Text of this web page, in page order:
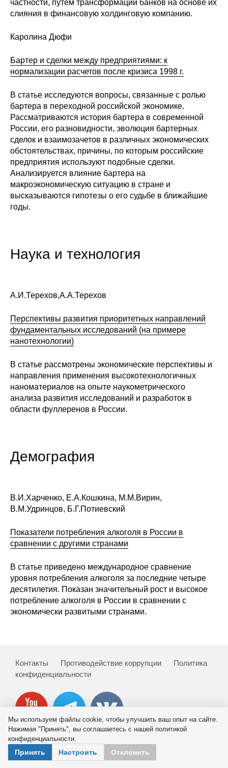
частности, путем трансформации банков на основе их
слияния в финансовую холдинговую компанию.
Каролина Дюфи
Бартер и сделки между предприятиями: к
нормализации расчетов после кризиса 1998 г.
В статье исследуются вопросы, связанные с ролью
бартера в переходной российской экономике.
Рассматриваются история бартера в современной
России, его разновидности, эволюция бартерных
сделок и взаимозачетов в различных экономических
обстоятельствах, причины, по которым российские
предприятия используют подобные сделки.
Анализируется влияние бартера на
макроэкономическую ситуацию в стране и
высказываются гипотезы о его судьбе в ближайшие
годы.
Наука и технология
А.И.Терехов,А.А.Терехов
Перспективы развития приоритетных направлений
фундаментальных исследований (на примере
нанотехнологии)
В статье рассмотрены экономические перспективы и
направления применения высокотехнологичных
наноматериалов на опыте наукометрического
анализа развития исследований и разработок в
области фуллеренов в России.
Демография
В.И.Харченко, Е.А.Кошкина, М.М.Вирин,
В.М.Удринцов, Б.Г.Потиевский
Показатели потребления алкоголя в России в
сравнении с другими странами
В статье приведено международное сравнение
уровня потребления алкоголя за последние четыре
десятилетия. Показан значительный рост и высокое
потребление алкоголя в России в сравнении с
экономически развитыми странами.
Контакты Противодействие коррупции
Политика
конфиденциальности
© 2026 ИНП РАН
Мы используем файлы cookie, чтобы улучшить ваш опыт на сайте.
Нажимая "Принять", вы соглашаетесь с нашей политикой
конфиденциальности.
Принять Настроить Отклонить